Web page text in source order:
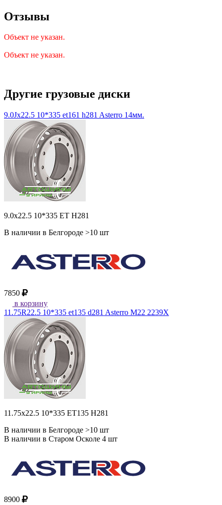
Отзывы
Объект не указан.
Объект не указан.
Другие грузовые диски
9.0Jx22.5 10*335 et161 h281 Asterro 14мм.
9.0x22.5 10*335 ET H281
В наличии в Белгороде >10 шт
7850
в корзину
11.75R22.5 10*335 et135 d281 Asterro M22 2239X
11.75x22.5 10*335 ET135 H281
В наличии в Белгороде >10 шт
В наличии в Старом Осколе 4 шт
8900